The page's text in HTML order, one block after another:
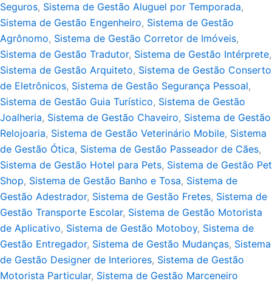
Seguros, Sistema de Gestão Aluguel por Temporada,
Sistema de Gestão Engenheiro, Sistema de Gestão
Agrônomo, Sistema de Gestão Corretor de Imóveis,
Sistema de Gestão Tradutor, Sistema de Gestão Intérprete,
Sistema de Gestão Arquiteto, Sistema de Gestão Conserto
de Eletrônicos, Sistema de Gestão Segurança Pessoal,
Sistema de Gestão Guia Turístico, Sistema de Gestão
Joalheria, Sistema de Gestão Chaveiro, Sistema de Gestão
Relojoaria, Sistema de Gestão Veterinário Mobile, Sistema
de Gestão Ótica, Sistema de Gestão Passeador de Cães,
Sistema de Gestão Hotel para Pets, Sistema de Gestão Pet
Shop, Sistema de Gestão Banho e Tosa, Sistema de
Gestão Adestrador, Sistema de Gestão Fretes, Sistema de
Gestão Transporte Escolar, Sistema de Gestão Motorista
de Aplicativo, Sistema de Gestão Motoboy, Sistema de
Gestão Entregador, Sistema de Gestão Mudanças, Sistema
de Gestão Designer de Interiores, Sistema de Gestão
Motorista Particular, Sistema de Gestão Marceneiro